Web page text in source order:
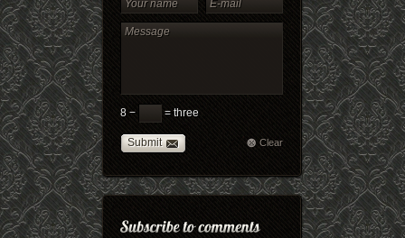
8 − = three
Submit Clear